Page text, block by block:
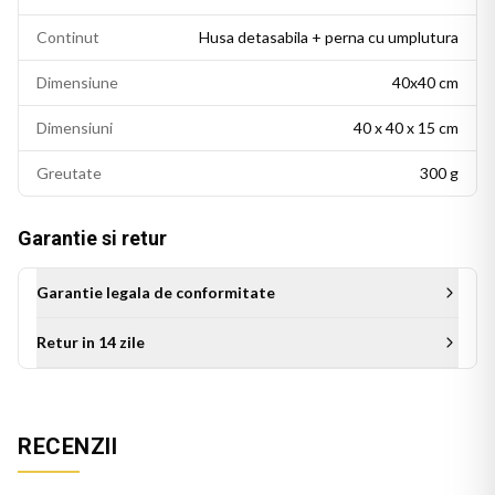
afectiune, original si diferit de cadourile obisnuite, cu valoare
Continut Husa detasabila + perna cu umplutura
Dimensiune 40x40 cm
Dimensiuni 40 x 40 x 15 cm
Greutate 300 g
Garantie si retur
Garantie legala de conformitate
Retur in 14 zile
RECENZII